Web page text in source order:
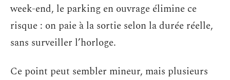
week-end, le parking en ouvrage élimine ce
risque : on paie à la sortie selon la durée réelle,
sans surveiller l’horloge.
Ce point peut sembler mineur, mais plusieurs